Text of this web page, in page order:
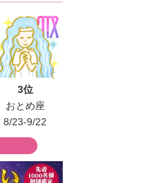
3位
おとめ座
8/23-9/22